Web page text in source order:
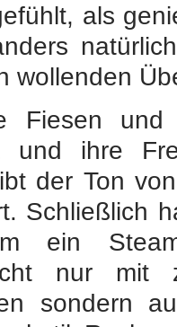
als
wollenden
Fiesen und
und ihre
der Ton
Schließlich
ein
nur mit
sondern